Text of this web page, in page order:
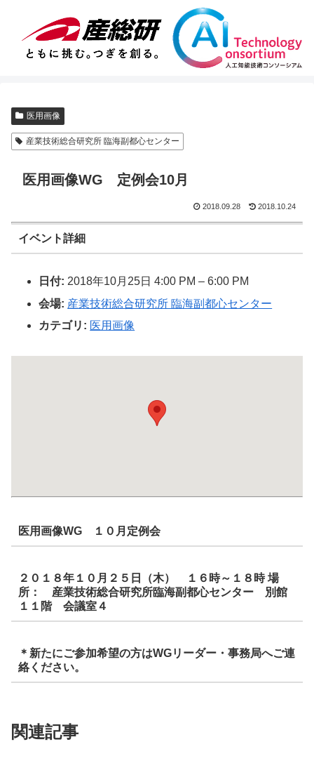
医用画像
産業技術総合研究所 臨海副都心センター
医用画像WG 定例会10月
2018.09.28 2018.10.24
イベント詳細
日付: 2018年10月25日 4:00 PM –6:00 PM
会場: 産業技術総合研究所 臨海副都心センター
カテゴリ: 医用画像
医用画像WG １０月定例会
２０１８年１０月２５日（木） １６時～１８時 場
所： 産業技術総合研究所臨海副都心センター 別館
１１階 会議室４
＊新たにご参加希望の方はWGリーダー・事務局へご連
絡ください。
関連記事